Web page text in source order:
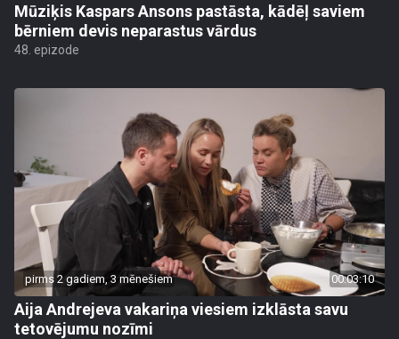
Mūziķis Kaspars Ansons pastāsta, kādēļ saviem
bērniem devis neparastus vārdus
48. epizode
pirms 2 gadiem, 3 mēnešiem 00:03:10
Aija Andrejeva vakariņa viesiem izklāsta savu
tetovējumu nozīmi